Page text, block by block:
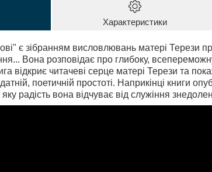
Характеристики
є зібранням висловлювань матері Терези
Вона розповідає про глибоку,
відкриє читачеві серце матері Терези та
поетичній простоті. Наприкінці книги
радість вона відчуває від служіння